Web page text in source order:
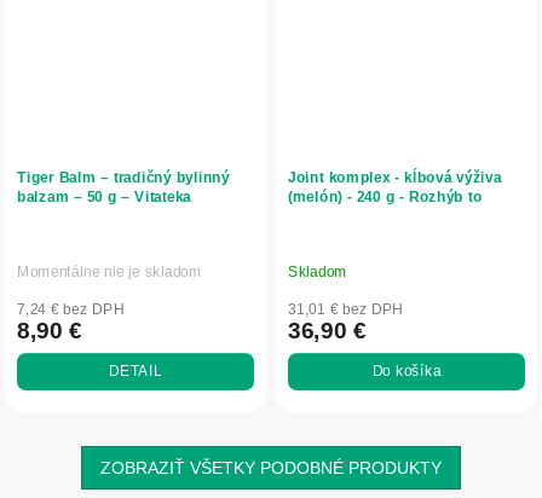
Tiger Balm – tradičný bylinný
balzam – 50 g – Vitateka
Momentálne nie je skladom
7,24 € bez DPH
8,90 €
DETAIL
Joint komplex - kĺbová výživa
(melón) - 240 g - Rozhýb to
Skladom
31,01 € bez DPH
36,90 €
Do košíka
ZOBRAZIŤ VŠETKY PODOBNÉ PRODUKTY